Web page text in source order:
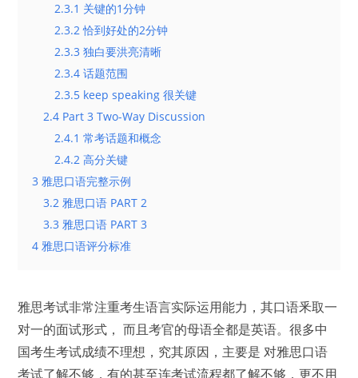
2.3.1 关键的1分钟
2.3.2 恰到好处的2分钟
2.3.3 独白要洪亮清晰
2.3.4 话题范围
2.3.5 keep speaking 很关键
2.4 Part 3 Two-Way Discussion
2.4.1 常考话题和概念
2.4.2 高分关键
3 雅思口语完整示例
3.2 雅思口语 PART 2
3.3 雅思口语 PART 3
4 雅思口语评分标准
雅思考试非常注重考生语言实际运用能力，其口语釆取一
对一的面试形式， 而且考官的母语全都是英语。很多中
国考生考试成绩不理想，究其原因，主要是 对雅思口语
考试了解不够，有的甚至连考试流程都了解不够，更不用